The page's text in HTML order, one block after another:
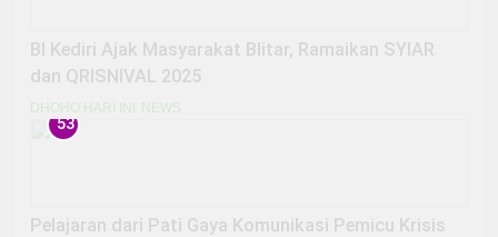
BI Kediri Ajak Masyarakat Blitar, Ramaikan SYIAR
dan QRISNIVAL 2025
DHOHO HARI INI NEWS
53
Pelajaran dari Pati Gaya Komunikasi Pemicu Krisis